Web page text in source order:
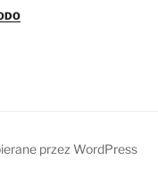
przez WordPress